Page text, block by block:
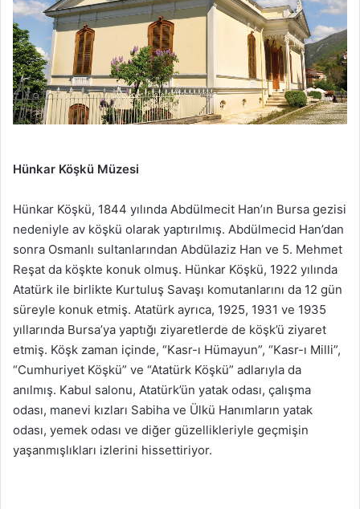
Hünkar Köşkü Müzesi
Hünkar Köşkü, 1844 yılında Abdülmecit Han’ın Bursa gezisi
nedeniyle av köşkü olarak yaptırılmış. Abdülmecid Han’dan
sonra Osmanlı sultanlarından Abdülaziz Han ve 5. Mehmet
Reşat da köşkte konuk olmuş. Hünkar Köşkü, 1922 yılında
Atatürk ile birlikte Kurtuluş Savaşı komutanlarını da 12 gün
süreyle konuk etmiş. Atatürk ayrıca, 1925, 1931 ve 1935
yıllarında Bursa’ya yaptığı ziyaretlerde de köşk’ü ziyaret
etmiş. Köşk zaman içinde, “Kasr-ı Hümayun”, “Kasr-ı Milli”,
“Cumhuriyet Köşkü” ve “Atatürk Köşkü” adlarıyla da
anılmış. Kabul salonu, Atatürk’ün yatak odası, çalışma
odası, manevi kızları Sabiha ve Ülkü Hanımların yatak
odası, yemek odası ve diğer güzellikleriyle geçmişin
yaşanmışlıkları izlerini hissettiriyor.